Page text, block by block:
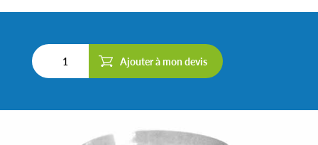
Ajouter à mon devis